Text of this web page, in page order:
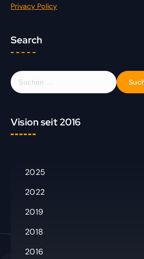
Privacy Policy
Search
S
u
e
n
Vision seit 2016
2025
2022
2019
2018
2016